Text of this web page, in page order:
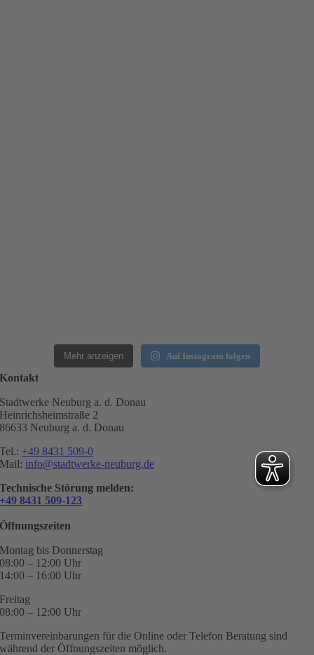
Mehr anzeigen Auf Instagram folgen
Kontakt
Stadtwerke Neuburg a. d. Donau
Heinrichsheimstraße 2
86633 Neuburg a. d. Donau
Tel.: +49 8431 509-0
Mail: info@stadtwerke-neuburg.de
Technische Störung melden:
+49 8431 509-123
Öffnungszeiten
Montag bis Donnerstag
08:00 – 12:00 Uhr
14:00 – 16:00 Uhr
Freitag
08:00 – 12:00 Uhr
Terminvereinbarungen für die Online oder Telefon Beratung sind
während der Öffnungszeiten möglich.